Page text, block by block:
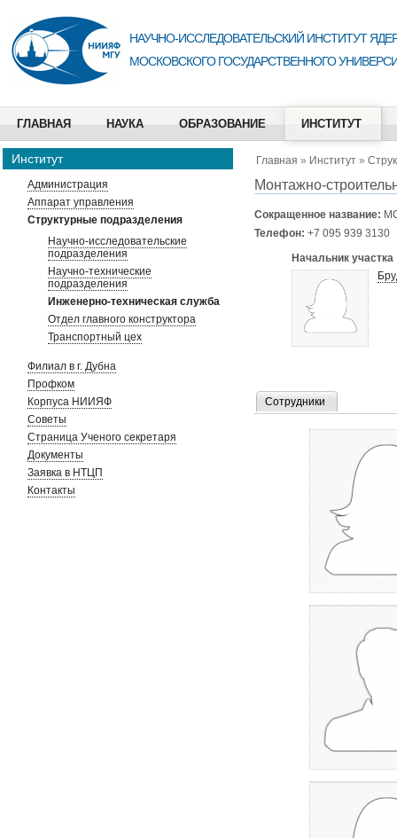
НАУЧНО-ИССЛЕДОВАТЕЛЬСКИЙ ИНСТИТУТ
МОСКОВСКОГО ГОСУДАРСТВЕННОГО
ГЛАВНАЯ НАУКА ОБРАЗОВАНИЕ ИНСТИТУТ
Институт
Администрация
Аппарат управления
Структурные подразделения
Научно-исследовательские
подразделения
Научно-технические
подразделения
Инженерно-техническая служба
Отдел главного конструктора
Транспортный цех
Филиал в г. Дубна
Профком
Корпуса НИИЯФ
Советы
Страница Ученого секретаря
Документы
Заявка в НТЦП
Контакты
Главная » Институт »
Монтажно-
Сокращенное название:
Телефон: +7 095 939 3130
Начальник участка
Сотрудники